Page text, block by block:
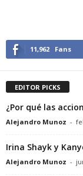
11,962 Fans
EDITOR PICKS
¿Por qué las
Alejandro Munoz -
Irina Shayk y
Alejandro Munoz -